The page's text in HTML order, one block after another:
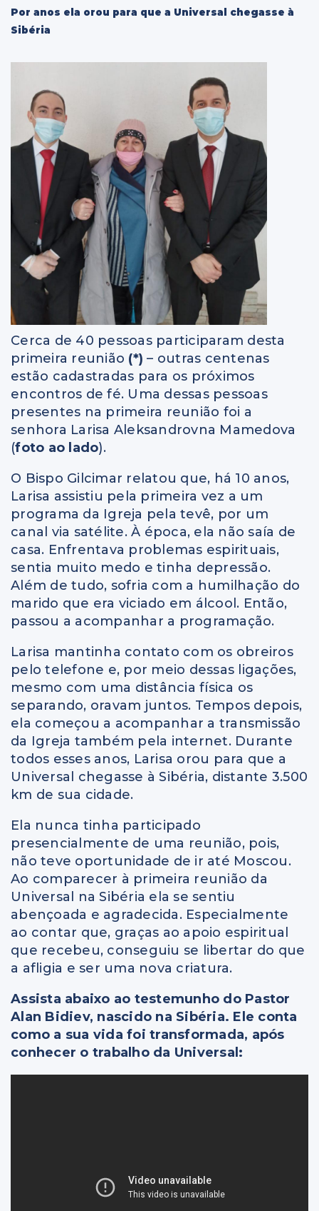
Por anos ela orou para que a Universal chegasse à
Sibéria
Cerca de 40 pessoas participaram desta
primeira reunião (*) – outras centenas
estão cadastradas para os próximos
encontros de fé. Uma dessas pessoas
presentes na primeira reunião foi a
senhora Larisa Aleksandrovna Mamedova
(foto ao lado).
O Bispo Gilcimar relatou que, há 10 anos,
Larisa assistiu pela primeira vez a um
programa da Igreja pela tevê, por um
canal via satélite. À época, ela não saía de
casa. Enfrentava problemas espirituais,
sentia muito medo e tinha depressão.
Além de tudo, sofria com a humilhação do
marido que era viciado em álcool. Então,
passou a acompanhar a programação.
Larisa mantinha contato com os obreiros
pelo telefone e, por meio dessas ligações,
mesmo com uma distância física os
separando, oravam juntos. Tempos depois,
ela começou a acompanhar a transmissão
da Igreja também pela internet. Durante
todos esses anos, Larisa orou para que a
Universal chegasse à Sibéria, distante 3.500
km de sua cidade.
Ela nunca tinha participado
presencialmente de uma reunião, pois,
não teve oportunidade de ir até Moscou.
Ao comparecer à primeira reunião da
Universal na Sibéria ela se sentiu
abençoada e agradecida. Especialmente
ao contar que, graças ao apoio espiritual
que recebeu, conseguiu se libertar do que
a afligia e ser uma nova criatura.
Assista abaixo ao testemunho do Pastor
Alan Bidiev, nascido na Sibéria. Ele conta
como a sua vida foi transformada, após
conhecer o trabalho da Universal: